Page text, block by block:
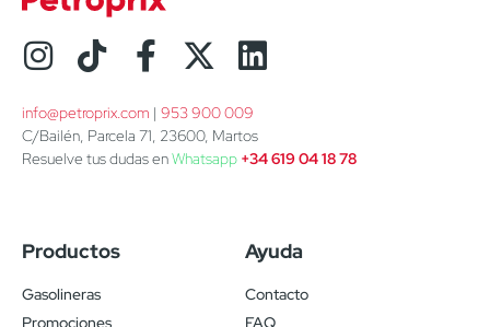
info@petroprix.com | 953 900 009
C/Bailén, Parcela 71, 23600, Martos
Resuelve tus dudas enWhatsapp +34 619 04 18 78
Productos
Gasolineras
Promociones
Ayuda
Contacto
FAQ